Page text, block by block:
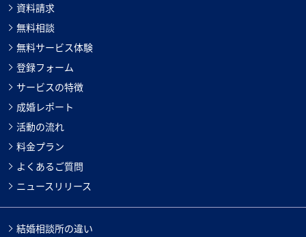
資料請求
無料相談
無料サービス体験
登録フォーム
サービスの特徴
成婚レポート
活動の流れ
料金プラン
よくあるご質問
ニュースリリース
結婚相談所の違い